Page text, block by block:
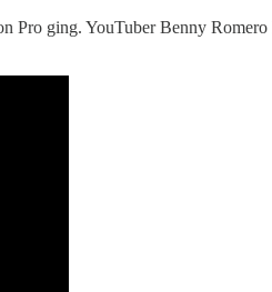
ging. YouTuber Benny